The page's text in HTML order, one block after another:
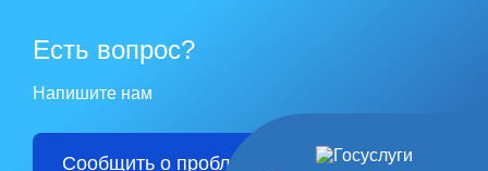
Есть вопрос?
Напишите нам
Сообщить о проблеме